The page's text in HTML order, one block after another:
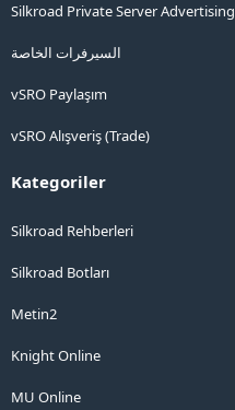
Silkroad Private Server Advertising
السيرفرات الخاصة
vSRO Paylaşım
vSRO Alışveriş (Trade)
Kategoriler
Silkroad Rehberleri
Silkroad Botları
Metin2
Knight Online
MU Online